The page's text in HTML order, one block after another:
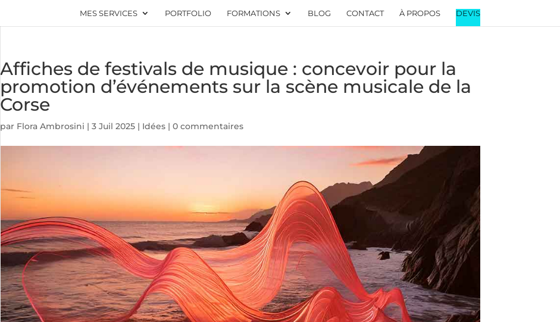
MES SERVICES PORTFOLIO FORMATIONS BLOG CONTACT À PROPOS DEVIS
Affiches de festivals de musique : concevoir pour la
promotion d’événements sur la scène musicale de la
Corse
par Flora Ambrosini |3 Juil 2025 | Idées |0 commentaires